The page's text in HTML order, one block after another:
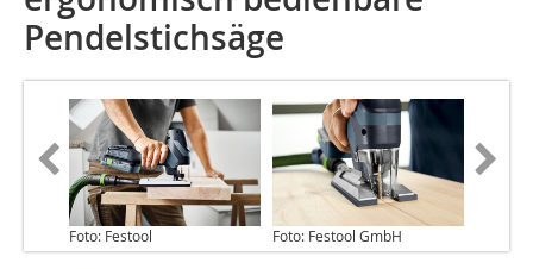
Pendelstichsäge
Foto: Festool Foto: Festool GmbH